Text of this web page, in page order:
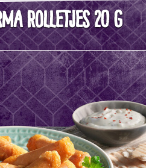
Rolletjes 20 g